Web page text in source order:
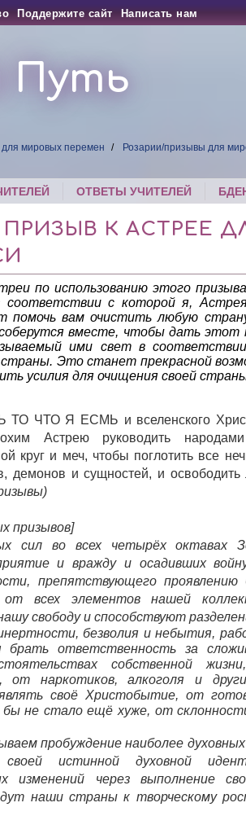
Поддержите сайт Написать нам
Путь
мировых перемен Розарии/призывы для
ОТВЕТЫ УЧИТЕЛЕЙ
ПРИЗЫВ К АСТРЕЕ
по использованию этого
соответствии с которой я,
помочь вам очистить любую
вместе, чтобы дать этот
ими свет в
Это станет прекрасной
усилия для очищения своей
ЧТО Я ЕСМЬ и вселенского
Астрею руководить
круг и меч, чтобы поглотить все
демонов и сущностей, и
призывов]
сил во всех четырёх октавах
и вражду и осадивших
препятствующего проявлению
всех элементов нашей
свободу и способствуют
безволия и небытия,
брать ответственность за
собственной
от наркотиков, алкоголя и
своё Христобытие, от
бы не стало ещё хуже, от
пробуждение наиболее
истинной духовной
изменений через выполнение
наши страны к творческому